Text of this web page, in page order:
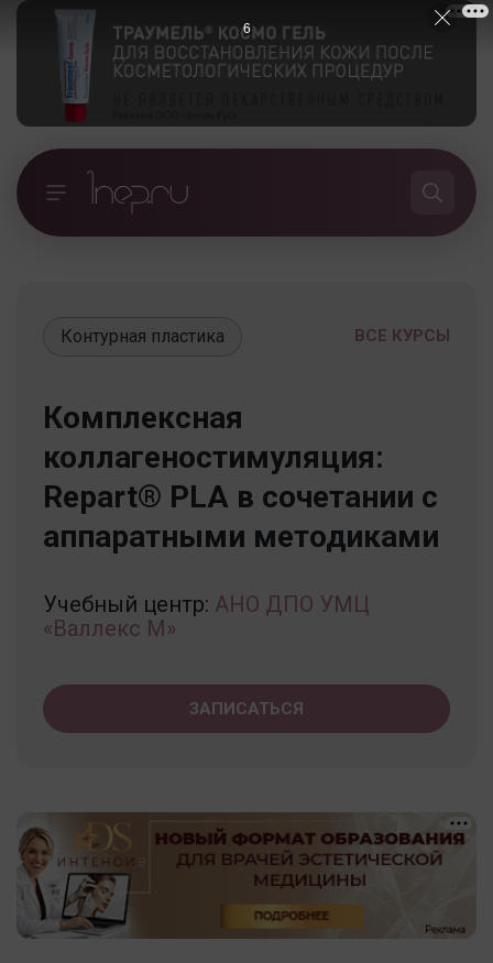
ВСЕ КУРСЫ
Контурная пластика
Комплексная
коллагеностимуляция:
Repart® PLA в сочетании с
аппаратными методиками
Учебный центр: АНО ДПО УМЦ
«Валлекс М»
ЗАПИСАТЬСЯ
5